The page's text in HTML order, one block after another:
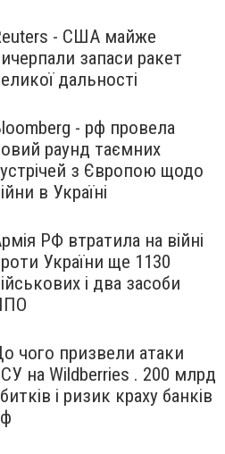
- США майже
запаси ракет
дальності
- рф провела
раунд таємних
з Європою щодо
в Україні
РФ втратила на війні
України ще 1130
і два засоби
чого призвели атаки
на Wildberries . 200 млрд
і ризик краху банків